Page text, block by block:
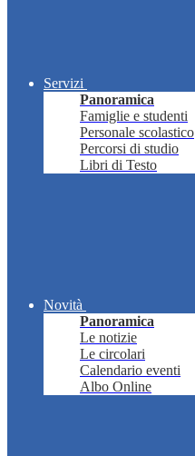
Servizi
Panoramica
Famiglie e studenti
Personale scolastico
Percorsi di studio
Libri di Testo
Novità
Panoramica
Le notizie
Le circolari
Calendario eventi
Albo Online